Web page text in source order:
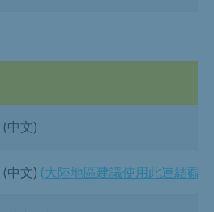
(中文)
(中文) (大陸地區建議使用此連結觀